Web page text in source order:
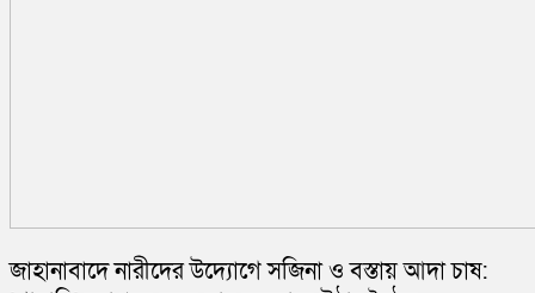
জাহানাবাদে নারীদের উদ্যোগে সজিনা ও বস্তায় আদা চাষ: